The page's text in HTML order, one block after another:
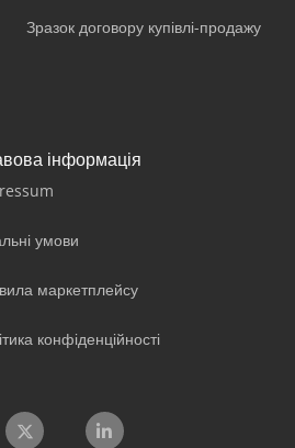
Зразок договору купівлі-продажу
інформація
умови
маркетплейсу
конфіденційності